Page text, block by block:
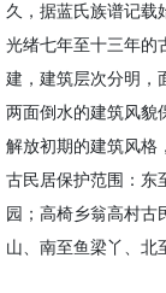
久，据蓝氏族谱记载
光绪七年至十三年的
建，建筑层次分明，
两面倒水的建筑风貌
解放初期的建筑风格
古民居保护范围：东
园 ； 高椅乡翁高村古
山、南至鱼梁丫、北